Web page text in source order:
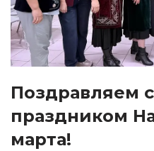
Поздравляем
праздником
марта!